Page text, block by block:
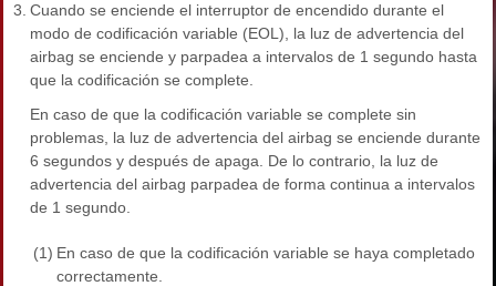
3. Cuando se enciende el interruptor de encendido durante el
modo de codificación variable (EOL), la luz de advertencia del
airbag se enciende y parpadea a intervalos de 1 segundo hasta
que la codificación se complete.
En caso de que la codificación variable se complete sin
problemas, la luz de advertencia del airbag se enciende durante
6 segundos y después de apaga. De lo contrario, la luz de
advertencia del airbag parpadea de forma continua a intervalos
de 1 segundo.
(1) En caso de que la codificación variable se haya completado
correctamente.